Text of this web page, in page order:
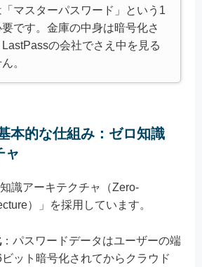
マスターパスワード」という1
です。金庫の中身は暗号化さ
の会社でさえ中を見る
。
本的な仕組み：ゼロ知識
ャ
識アーキテクチャ（Zero-
）」を採用しています。
：パスワードデータはユーザーの端
ット暗号化されてからクラウド